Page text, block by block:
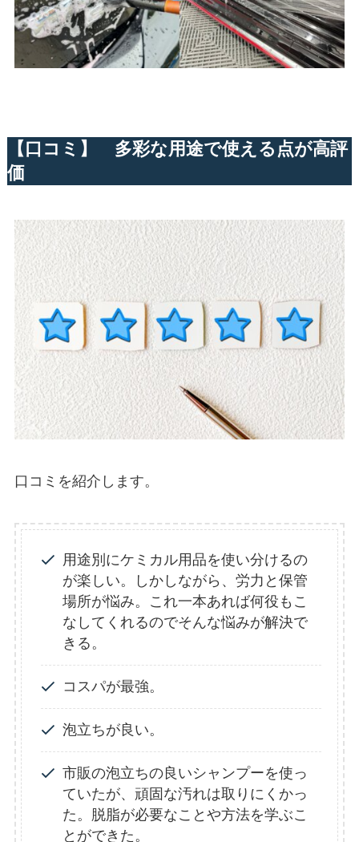
【口コミ】 多彩な用途で使える点が高評
価
口コミを紹介します。
用途別にケミカル用品を使い分けるの
が楽しい。しかしながら、労力と保管
場所が悩み。これ一本あれば何役もこ
なしてくれるのでそんな悩みが解決で
きる。
コスパが最強。
泡立ちが良い。
市販の泡立ちの良いシャンプーを使っ
ていたが、頑固な汚れは取りにくかっ
た。脱脂が必要なことや方法を学ぶこ
とができた。